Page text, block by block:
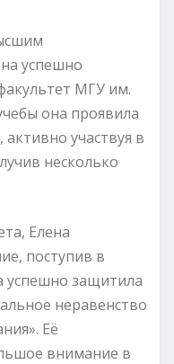
успешно
МГУ им.
она проявила
активно участвуя в
несколько
Елена
поступив в
успешно защитила
неравенство
Её
внимание в